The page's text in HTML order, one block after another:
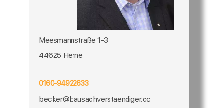
Meesmannstraße 1-3
44625 Herne
0160-94922633
becker@bausachverstaendiger.cc